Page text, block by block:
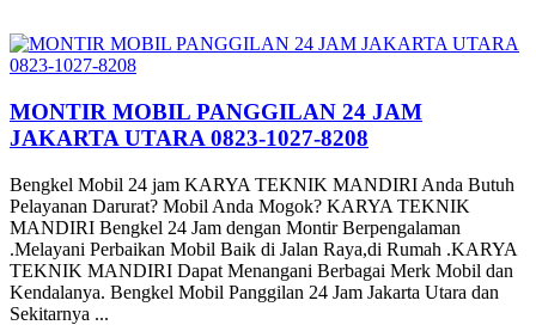
MONTIR MOBIL PANGGILAN 24 JAM
JAKARTA UTARA 0823-1027-8208
Bengkel Mobil 24 jam KARYA TEKNIK MANDIRI Anda Butuh
Pelayanan Darurat? Mobil Anda Mogok? KARYA TEKNIK
MANDIRI Bengkel 24 Jam dengan Montir Berpengalaman
.Melayani Perbaikan Mobil Baik di Jalan Raya,di Rumah .KARYA
TEKNIK MANDIRI Dapat Menangani Berbagai Merk Mobil dan
Kendalanya. Bengkel Mobil Panggilan 24 Jam Jakarta Utara dan
Sekitarnya ...